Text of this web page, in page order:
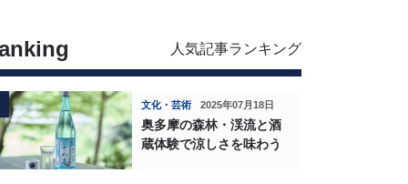
人気記事ランキング
文化・芸術 2025年07月18日
奥多摩の森林・渓流と酒
蔵体験で涼しさを味わう